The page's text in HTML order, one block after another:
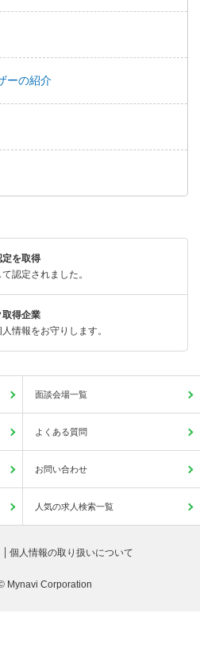
ーの紹介
定を取得
認定されました。
取得企業
情報をお守りします。
面談会場一覧
よくある質問
お問い合わせ
人気の求人検索一覧
個人情報の取り扱いについて
Mynavi Corporation